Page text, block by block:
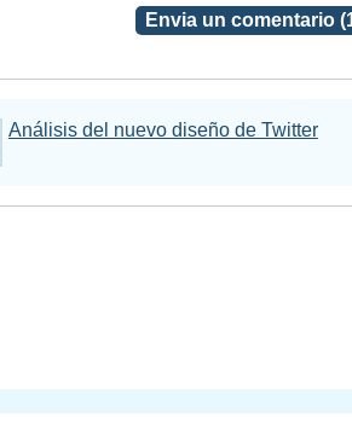
Envia un comentario
Análisis del nuevo diseño de Twitter